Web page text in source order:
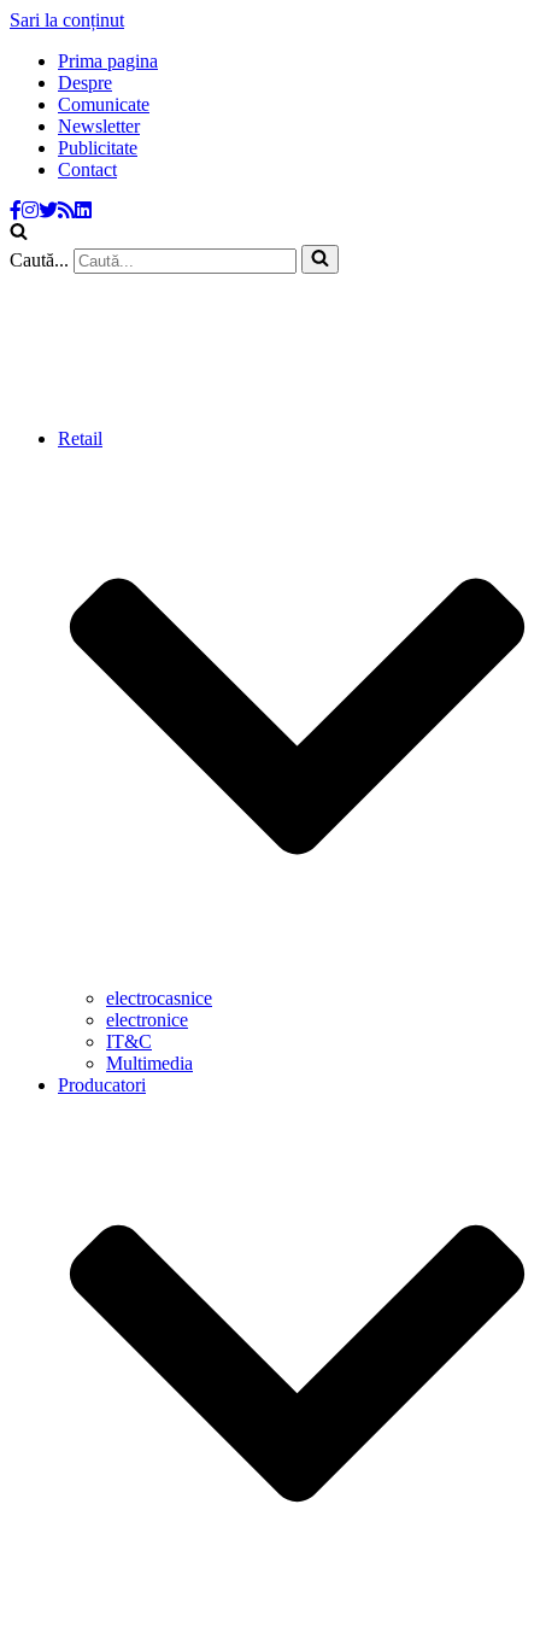
Sari la conținut
Prima pagina
Despre
Comunicate
Newsletter
Publicitate
Contact
Caută...
Retail
electrocasnice
electronice
IT&C
Multimedia
Producatori